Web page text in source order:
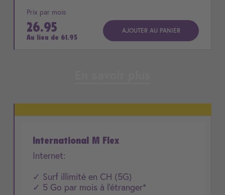
Prix par mois
26.95
Au lieu de 61.95
AJOUTER AU PANIER
International M Flex
Internet:
✓ Surf illimité en CH (5G)
✓ 5 Go par mois à l'étranger*